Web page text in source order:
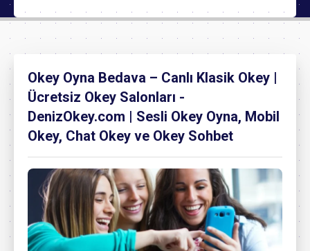
Okey Oyna Bedava – Canlı Klasik Okey |
Ücretsiz Okey Salonları -
DenizOkey.com | Sesli Okey Oyna, Mobil
Okey, Chat Okey ve Okey Sohbet